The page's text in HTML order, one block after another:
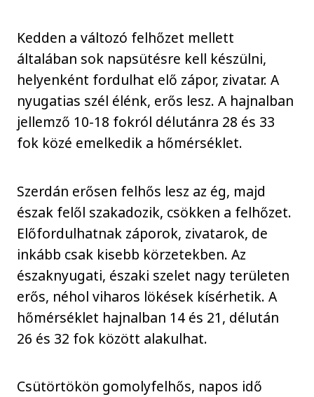
Kedden a változó felhőzet mellett
általában sok napsütésre kell készülni,
helyenként fordulhat elő zápor, zivatar. A
nyugatias szél élénk, erős lesz. A hajnalban
jellemző 10-18 fokról délutánra 28 és 33
fok közé emelkedik a hőmérséklet.
Szerdán erősen felhős lesz az ég, majd
észak felől szakadozik, csökken a felhőzet.
Előfordulhatnak záporok, zivatarok, de
inkább csak kisebb körzetekben. Az
északnyugati, északi szelet nagy területen
erős, néhol viharos lökések kísérhetik. A
hőmérséklet hajnalban 14 és 21, délután
26 és 32 fok között alakulhat.
Csütörtökön gomolyfelhős, napos idő